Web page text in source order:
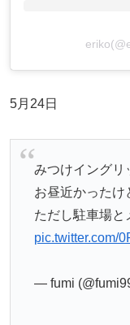
5月24日
みつけイングリ
お昼近かったけ
ただし駐車場と
pic.twitter.com/
— fumi